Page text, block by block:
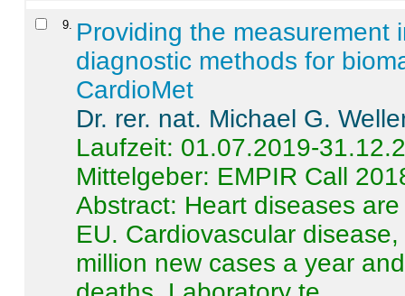
9
Providing the measurement
diagnostic methods for
CardioMet
Dr. rer. nat. Michael G.
Laufzeit: 01.07.2019-
Mittelgeber: EMPIR Call
Abstract: Heart diseases
EU. Cardiovascular
million new cases a year